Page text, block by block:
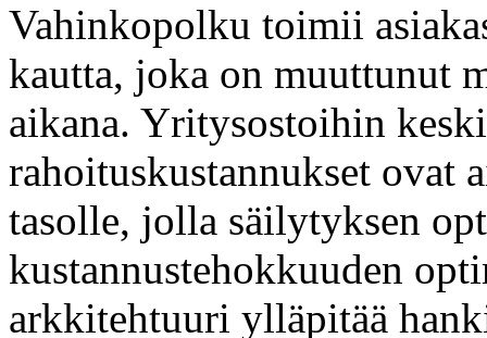
Vahinkopolku toimii
kautta, joka on muuttunut
aikana. Yritysostoihin
rahoituskustannukset ovat
tasolle, jolla säilytyksen
kustannustehokkuuden
arkkitehtuuri ylläpitää